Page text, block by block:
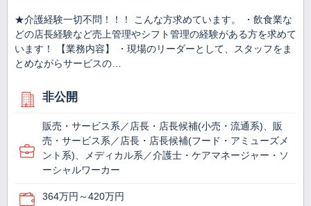
★介護経験一切不問！！！ こんな方求めています。 ・飲食業な
どの店長経験など売上管理やシフト管理の経験がある方を求めて
います！ 【業務内容】 ・現場のリーダーとして、スタッフをま
とめながらサービスの…
非公開
販売・サービス系／店長・店長候補(小売・流通系)、販
売・サービス系／店長・店長候補(フード・アミューズメ
ント系)、メディカル系／介護士・ケアマネージャー・ソ
ーシャルワーカー
364万円～420万円